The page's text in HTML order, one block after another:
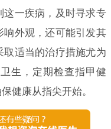
这一疾病，及时寻求专
响外观，还可能引发其
适当的治疗措施尤为
生，定期检查指甲健
健康从指尖开始。